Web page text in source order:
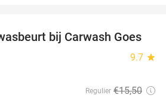
36%
bij Carwash Goes
9.7 star
Regulier €15,50